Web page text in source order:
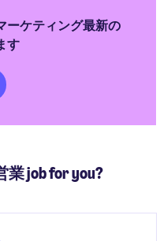
ーケティング最新の
す
業 job for you?